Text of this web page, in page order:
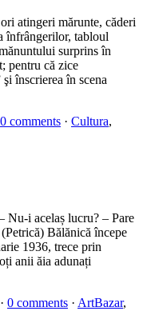
atingeri mărunte, căderi
înfrângerilor, tabloul
surprins în
pentru că zice
înscrierea în scena
0 comments · Cultura,
Nu-i acelaș lucru? – Pare
Bălănică începe
1936, trece prin
anii ăia adunați
· 0 comments · ArtBazar,